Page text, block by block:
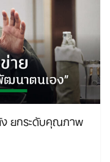
ง ยกระดับคุณภาพ